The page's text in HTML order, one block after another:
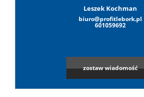
Leszek Kochman
biuro@profitlebork.pl
601059692
zostaw wiadomość